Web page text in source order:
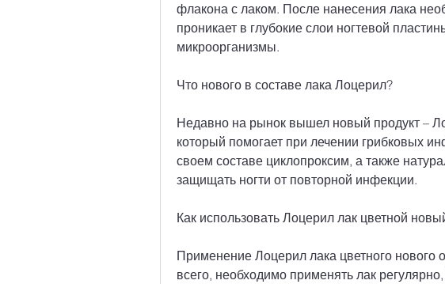
флакона с лаком. После нанесения лака
проникает в глубокие слои ногтевой
микроорганизмы.
Что нового в составе лака Лоцерил?
Недавно на рынок вышел новый продукт –
который помогает при лечении грибковых
своем составе циклопроксим, а также
защищать ногти от повторной инфекции.
Как использовать Лоцерил лак цветной
Применение Лоцерил лака цветного нового
всего, необходимо применять лак